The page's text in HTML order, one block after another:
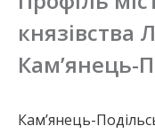
Талмуд. Серед
елінізовані євреї,
Візантійської
князівства
Кам’янець-
Кам’янець-